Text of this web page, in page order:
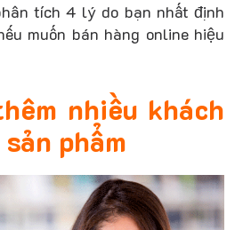
tích 4 lý do bạn nhất định
muốn bán hàng online hiệu
nhiều khách
phẩm